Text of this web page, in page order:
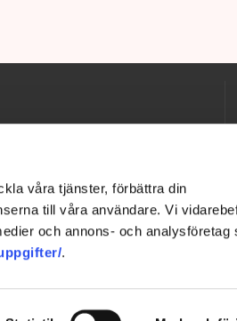
våra tjänster, förbättra din
till våra användare. Vi
och annons- och analysföretag
.